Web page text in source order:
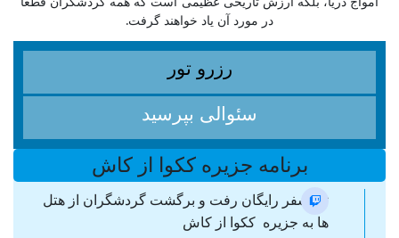
در مورد آن یاد خواهند گرفت.
رزرو تور
سئوالی بپرسید
برنامه جزیره ککوا از کاش
ترانسفر رایگان رفت و برگشت گردشگران از هتل
ها به جزیره ککوا از کاش